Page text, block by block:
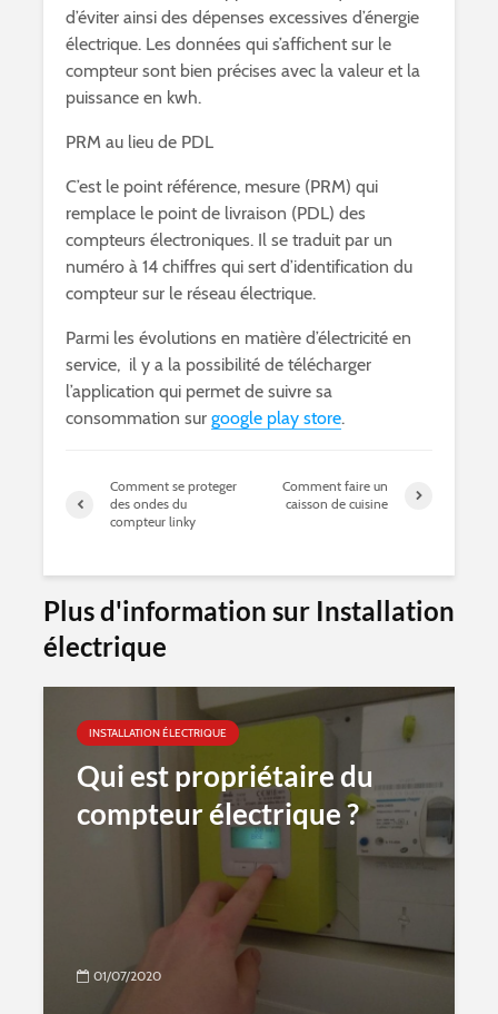
d’éviter ainsi des dépenses excessives d’énergie
électrique. Les données qui s’affichent sur le
compteur sont bien précises avec la valeur et la
puissance en kwh.
PRM au lieu de PDL
C’est le point référence, mesure (PRM) qui
remplace le point de livraison (PDL) des
compteurs électroniques. Il se traduit par un
numéro à 14 chiffres qui sert d’identification du
compteur sur le réseau électrique.
Parmi les évolutions en matière d’électricité en
service, il y a la possibilité de télécharger
l’application qui permet de suivre sa
consommation sur google play store.
Comment se proteger
des ondes du
compteur linky
Comment faire un
caisson de cuisine
Plus d'information sur Installation
électrique
INSTALLATION ÉLECTRIQUE
Qui est propriétaire du
compteur électrique ?
01/07/2020